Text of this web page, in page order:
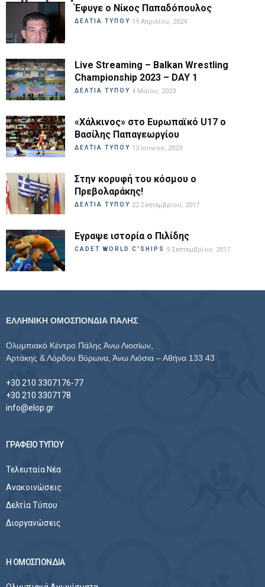
Έφυγε ο Νίκος Παπαδόπουλος
ΔΕΛΤΙΑ ΤΥΠΟΥ 19 Απριλίου, 2024
Live Streaming – Balkan Wrestling
Championship 2023 – DAY 1
ΔΕΛΤΙΑ ΤΥΠΟΥ 4 Μαΐου, 2023
«Χάλκινος» στο Ευρωπαϊκό U17 ο
Βασίλης Παπαγεωργίου
ΔΕΛΤΙΑ ΤΥΠΟΥ 13 Ιουνίου, 2023
Στην κορυφή του κόσμου ο
Πρεβολαράκης!
ΔΕΛΤΙΑ ΤΥΠΟΥ 22 Σεπτεμβρίου, 2017
Εγραψε ιστορία ο Πιλίδης
CADET WORLD C'SHIPS 9 Σεπτεμβρίου, 2017
ΕΛΛΗΝΙΚΗ ΟΜΟΣΠΟΝΔΙΑ ΠΑΛΗΣ
Ολυμπιακό Κέντρο Πάλης Άνω Λιοσίων,
Αρτάκης & Λόρδου Βύρωνα, Άνω Λιόσια – Αθήνα 133 43
+30 210 3307176-77
+30 210 3307178
info@elop.gr
ΓΡΑΦΕΙΟ ΤΥΠΟΥ
Τελευταία Νέα
Ανακοινώσεις
Δελτία Τύπου
Διοργανώσεις
Η ΟΜΟΣΠΟΝΔΙΑ